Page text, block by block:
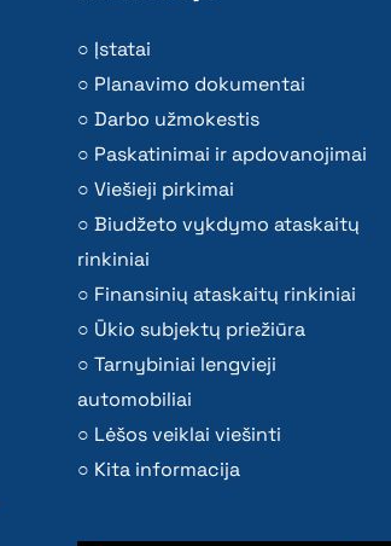
Įstatai
Planavimo dokumentai
Darbo užmokestis
Paskatinimai ir apdovanojimai
Viešieji pirkimai
Biudžeto vykdymo ataskaitų
rinkiniai
Finansinių ataskaitų rinkiniai
Ūkio subjektų priežiūra
Tarnybiniai lengvieji
automobiliai
Lėšos veiklai viešinti
Kita informacija